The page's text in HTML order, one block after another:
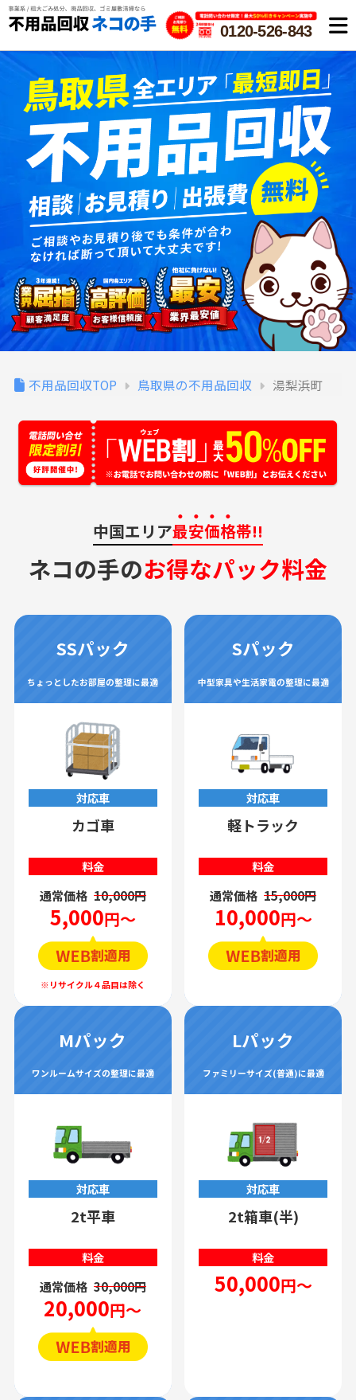
0120-526-843
不用品回収TOP 鳥取県の不用品回収 湯梨浜町
中国エリア最安価格帯!!
ネコの手のお得なパック料金
SSパック
ちょっとしたお部屋の整理に最適
対応車
カゴ車
料金
通常価格 10,000円
5,000円～
Sパック
中型家具や生活家電の整理に最適
対応車
軽トラック
料金
通常価格 15,000円
10,000円～
Mパック
ワンルームサイズの整理に最適
対応車
2t平車
料金
通常価格 30,000円
20,000円～
Lパック
ファミリーサイズ(普通)に最適
対応車
2t箱車(半)
料金
50,000円～